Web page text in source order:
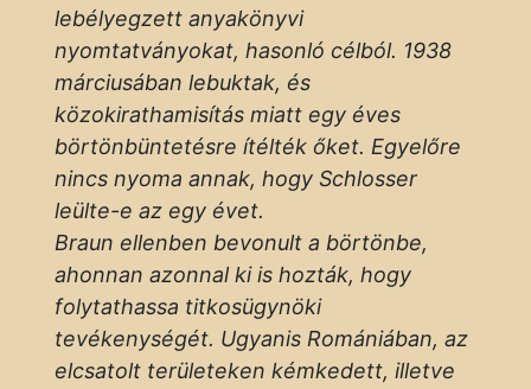
lebélyegzett anyakönyvi
nyomtatványokat, hasonló célból. 1938
márciusában lebuktak, és
közokirathamisítás miatt egy éves
börtönbüntetésre ítélték őket. Egyelőre
nincs nyoma annak, hogy Schlosser
leülte-e az egy évet.
Braun ellenben bevonult a börtönbe,
ahonnan azonnal ki is hozták, hogy
folytathassa titkosügynöki
tevékenységét. Ugyanis Romániában, az
elcsatolt területeken kémkedett, illetve